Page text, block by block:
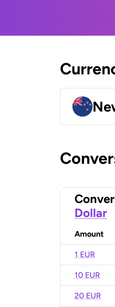
Dollar
Amount
1 EUR
10 EUR
20 EUR